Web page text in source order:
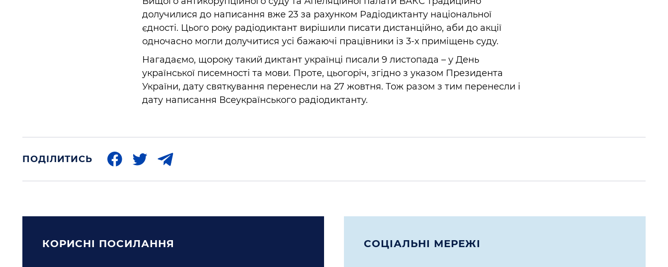
долучилися до написання вже 23 за рахунком Радіодиктанту національної
єдності. Цього року радіодиктант вирішили писати дистанційно, аби до акції
одночасно могли долучитися усі бажаючі працівники із 3-х приміщень суду.
Нагадаємо, щороку такий диктант українці писали 9 листопада – у День
української писемності та мови. Проте, цьогоріч, згідно з указом Президента
України, дату святкування перенесли на 27 жовтня. Тож разом з тим перенесли і
дату написання Всеукраїнського радіодиктанту.
ПОДІЛИТИСЬ
КОРИСНI ПОСИЛАННЯ СОЦIАЛЬНI МЕРЕЖI